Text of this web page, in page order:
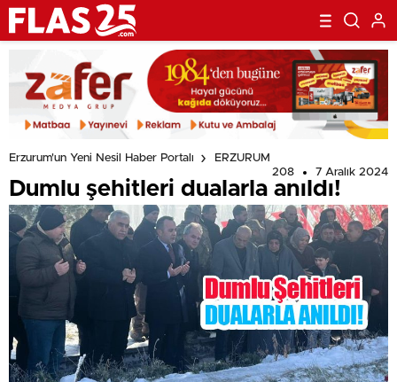
Erzurum'un Yeni Nesil Haber Portalı
ERZURUM
208
7 Aralık 2024
Dumlu şehitleri dualarla anıldı!